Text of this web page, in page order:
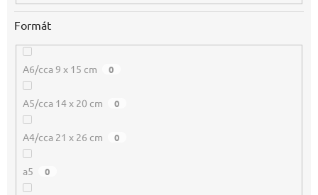
Formát
A6/cca 9 x 15 cm 0
A5/cca 14 x 20 cm 0
A4/cca 21 x 26 cm 0
a5 0